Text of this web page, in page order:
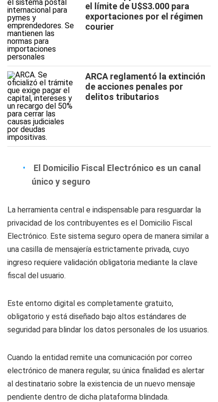
el límite de U$S3.000 para
exportaciones por el régimen
courier
ARCA reglamentó la extinción
de acciones penales por
delitos tributarios
El Domicilio Fiscal Electrónico es un canal
único y seguro
La herramienta central e indispensable para resguardar la
privacidad de los contribuyentes es el Domicilio Fiscal
Electrónico. Este sistema seguro opera de manera similar a
una casilla de mensajería estrictamente privada, cuyo
ingreso requiere validación obligatoria mediante la clave
fiscal del usuario.
Este entorno digital es completamente gratuito,
obligatorio y está diseñado bajo altos estándares de
seguridad para blindar los datos personales de los usuarios.
Cuando la entidad remite una comunicación por correo
electrónico de manera regular, su única finalidad es alertar
al destinatario sobre la existencia de un nuevo mensaje
pendiente dentro de dicha plataforma blindada.